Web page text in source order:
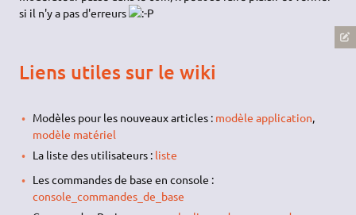
si il n'y a pas d'erreurs
Liens utiles sur le wiki
Modèles pour les nouveaux articles : modèle application
modèle matériel
La liste des utilisateurs : liste
Les commandes de base en console :
console_commandes_de_base